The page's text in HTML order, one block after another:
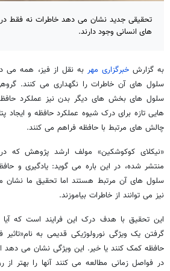
تحقیقی جدید نشان می دهد خاطرات نه فقط
های انسانی وجود دارند.
به گزارشخبرگزاری مهر به نقل از فیز، همه می
سلول های آن خاطرات را نگهداری می کنند.
سلول های بخش های دیگر بدن نیز عملکرد
هایی تازه برای درک شیوه عملکرد حافظه و ایجاد
چالش های مرتبط با حافظه فراهم می کنند.
«نیکلای کوکوشکین» مولف ارشد پژوهش که در
منتشر شده، در این باره می گوید: یادگیری و
سلول های آن مرتبط هستند اما تحقیق ما
نیز می توانند از خاطرات بیاموزند.
این تحقیق با هدف درک این فرایند است که
گرفتن یک ویژگی نورولوژیکی قدیمی به نام«تاثیر
حافظه کمک کنند یا خیر. این ویژگی نشان می دهد
در فواصل زمانی مطالعه می کنند آنها را بهتر